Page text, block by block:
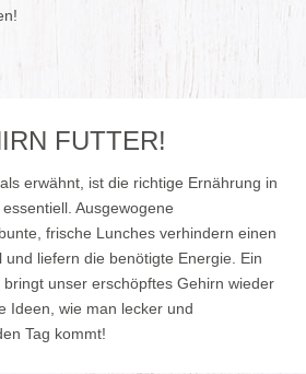
FUTTER!
erwähnt, ist die richtige Ernährung in
Ausgewogene
frische Lunches verhindern einen
und liefern die benötigte Energie. Ein
unser erschöpftes Gehirn wieder
Ideen, wie man lecker und
Tag kommt!